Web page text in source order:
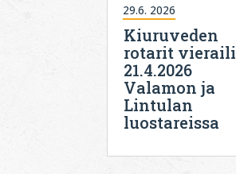
Kiuruveden
rotarit vieraili
21.4.2026
Valamon ja
Lintulan
luostareissa
29.6. 2026